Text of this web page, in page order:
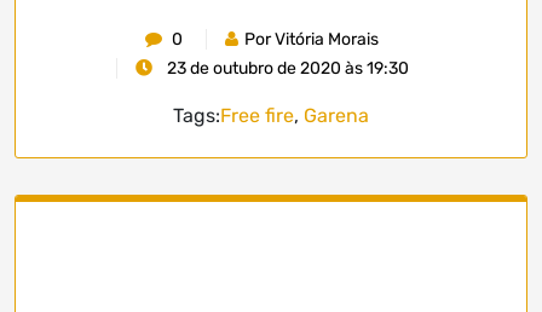
0
Por Vitória Morais
23 de outubro de 2020 às 19:30
Tags:Free fire, Garena